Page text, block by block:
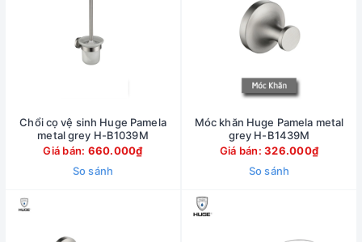
Chổi cọ vệ sinh Huge Pamela
metal grey H-B1039M
Giá bán: 660.000₫
So sánh
Móc khăn Huge Pamela metal
grey H-B1439M
Giá bán:326.000₫
So sánh